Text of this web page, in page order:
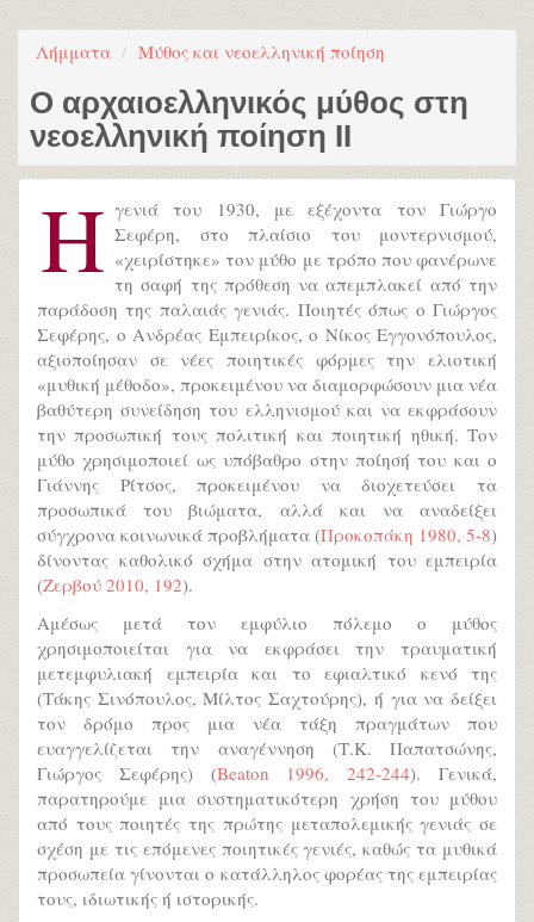
Λήμματα Μύθος και νεοελληνική ποίηση
Ο αρχαιοελληνικός μύθος στη
νεοελληνική ποίηση ΙΙ
Η γενιά του 1930, με εξέχοντα τον Γιώργο
Σεφέρη, στο πλαίσιο του μοντερνισμού,
«χειρίστηκε» τον μύθο με τρόπο που φανέρωνε
τη σαφή της πρόθεση να απεμπλακεί από την
παράδοση της παλαιάς γενιάς. Ποιητές όπως ο Γιώργος
Σεφέρης, ο Ανδρέας Εμπειρίκος, ο Νίκος Εγγονόπουλος,
αξιοποίησαν σε νέες ποιητικές φόρμες την ελιοτική
«μυθική μέθοδο», προκειμένου να διαμορφώσουν μια νέα
βαθύτερη συνείδηση του ελληνισμού και να εκφράσουν
την προσωπική τους πολιτική και ποιητική ηθική. Τον
μύθο χρησιμοποιεί ως υπόβαθρο στην ποίησή του και ο
Γιάννης Ρίτσος, προκειμένου να διοχετεύσει τα
προσωπικά του βιώματα, αλλά και να αναδείξει
σύγχρονα κοινωνικά προβλήματα (Προκοπάκη 1980, 5-8)
δίνοντας καθολικό σχήμα στην ατομική του εμπειρία
(Ζερβού 2010, 192).
Αμέσως μετά τον εμφύλιο πόλεμο ο μύθος
χρησιμοποιείται για να εκφράσει την τραυματική
μετεμφυλιακή εμπειρία και το εφιαλτικό κενό της
(Τάκης Σινόπουλος, Μίλτος Σαχτούρης), ή για να δείξει
τον δρόμο προς μια νέα τάξη πραγμάτων που
ευαγγελίζεται την αναγέννηση (Τ.Κ. Παπατσώνης,
Γιώργος Σεφέρης) (Beaton 1996, 242-244). Γενικά,
παρατηρούμε μια συστηματικότερη χρήση του μύθου
από τους ποιητές της πρώτης μεταπολεμικής γενιάς σε
σχέση με τις επόμενες ποιητικές γενιές, καθώς τα μυθικά
προσωπεία γίνονται ο κατάλληλος φορέας της εμπειρίας
τους, ιδιωτικής ή ιστορικής.